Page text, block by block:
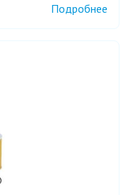
Подробнее